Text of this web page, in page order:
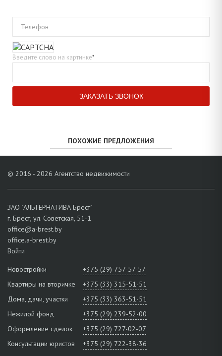
Телефон
Введите слово на картинке*
ПОХОЖИЕ ПРЕДЛОЖЕНИЯ
© 2016 - 2026 Агентство недвижимости
ЗАО "АЛЬТЕРНАТИВА Брест"
г. Брест, ул. Советская, 51-1
office@a-brest.by
office.a-brest.by
Войти
Новостройки
+375 (29) 757-57-57
Квартиры на вторичке
+375 (33) 315-51-51
Дома, дачи, участки
+375 (33) 363-51-51
Нежилой фонд
+375 (29) 239-52-00
Оформление сделок
+375 (29) 727-02-07
Консультации юристов
+375 (29) 722-38-36